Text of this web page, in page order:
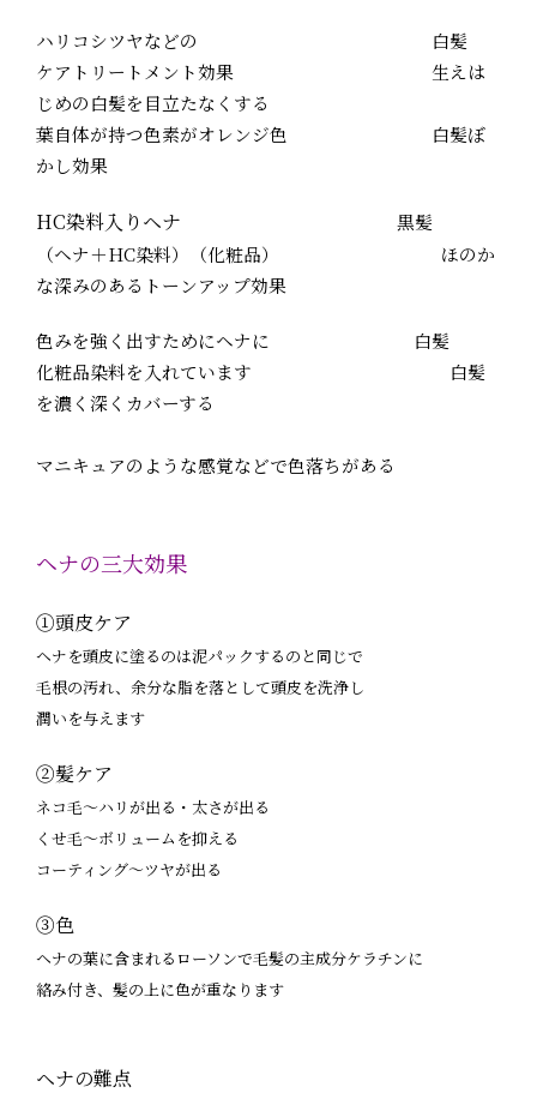
ハリコシツヤなどの 白髪
ケアトリートメント効果 生えは
じめの白髪を目立たなくする
葉自体が持つ色素がオレンジ色 白髪ぼ
かし効果
HC染料入りヘナ 黒髪
（ヘナ＋HC染料）（化粧品） ほのか
な深みのあるトーンアップ効果
色みを強く出すためにヘナに 白髪
化粧品染料を入れています 白髪
を濃く深くカバーする
マニキュアのような感覚などで色落ちがある
ヘナの三大効果
①頭皮ケア
ヘナを頭皮に塗るのは泥パックするのと同じで
毛根の汚れ、余分な脂を落として頭皮を洗浄し
潤いを与えます
②髪ケア
ネコ毛～ハリが出る・太さが出る
くせ毛～ボリュームを抑える
コーティング～ツヤが出る
③色
ヘナの葉に含まれるローソンで毛髪の主成分ケラチンに
絡み付き、髪の上に色が重なります
ヘナの難点